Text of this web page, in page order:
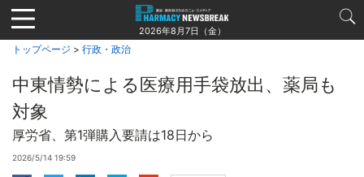
Jump
to
navigation
2026年8月7日（金）
トップページ > 行政・政治
中東情勢による医療用手袋放出、薬局も
対象
厚労省、第1弾購入要請は18日から
2026/5/14 19:59